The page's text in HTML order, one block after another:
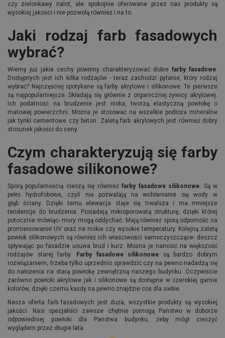
czy zielonkawy nalot, ale spokojnie oferowane przez nas produkty są
wysokiej jakości i nie pozwolą również i na to.
Jaki rodzaj farb fasadowych
wybrać?
Wiemy już jakie cechy powinny charakteryzować dobre farby fasadowe.
Dostępnych jest ich kilka rodzajów - teraz zachodzi pytanie, który rodzaj
wybrać? Najczęściej spotykane są farby akrylowe i silikonowe. Te pierwsze
są najpopularniejsze. Składają się głównie z organicznej żywicy akrylowej.
Ich podatność na brudzenie jest niska, tworzą elastyczną powłokę o
matowej powierzchni. Można je stosować na wszelkie podłoża mineralne
jak tynki cementowe czy beton. Zaletą farb akrylowych jest również dobry
stosunek jakości do ceny.
Czym charakteryzują się farby
fasadowe silikonowe?
Sporą popularnością cieszą się równieżfarby fasadowe silikonowe. Są w
pełni hydrofobowe, czyli nie pozwalają na wchłanianie się wody w
głąb ściany. Dzięki temu elewacja staje się trwalsza i ma mniejsze
tendencje do brudzenia. Posiadają mikroporowatą strukturę, dzięki której
potocznie mówiąc- mury mogą oddychać. Mają również sporą odporność na
promieniowanie UV oraz na niskie czy wysokie temperatury. Kolejną zaletą
powłok silikonowych są również ich właściwości samoczyszczące- deszcz
spływając po fasadzie usuwa brud i kurz. Można je nanosić na większość
rodzajów starej farby.
Farby fasadowe silikonowe są bardzo dobrym
rozwiązaniem, trzeba tylko uprzednio sprawdzić czy na pewno nadadzą się
do nałożenia na starą powłokę zewnętrzną naszego budynku. Oczywiście
zarówno powłoki akrylowe jak i silikonowe są dostępne w szerokiej gamie
kolorów, dzięki czemu każdy na pewno znajdzie coś dla siebie.
Nasza oferta farb fasadowych jest duża, wszystkie produkty są wysokiej
jakości. Nasi specjaliści zawsze chętnie pomogą Państwu w doborze
odpowiedniej powłoki dla Państwa budynku, żeby mógł cieszyć
wyglądem przez długie lata.